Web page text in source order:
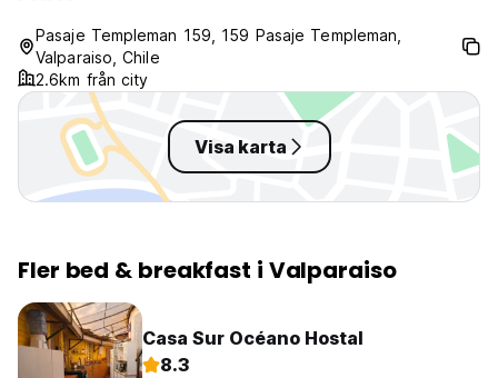
accomodating, especially Patricia
who shared some mate with me
and was very kind. Thank you
very much for helping me get and
early breakfast!
atmosphere. But
Pasaje Templeman 159, 159 Pasaje Templeman,
Valparaiso, Chile
2.6km från city
Visa karta
Fler bed & breakfast i Valparaiso
Casa Sur Océano Hostal
8.3